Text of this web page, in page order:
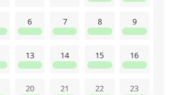
6 7 8 9
13 14 15 16
20 21 22 23